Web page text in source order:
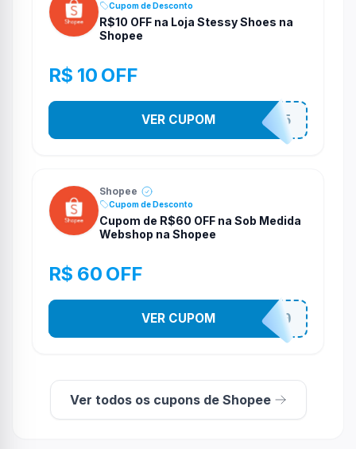
Cupom de Desconto
R$10 OFF na Loja Stessy Shoes na
Shopee
R$ 10 OFF
STES2525
VER CUPOM
Shopee
Cupom de Desconto
Cupom de R$60 OFF na Sob Medida
Webshop na Shopee
R$ 60 OFF
SOBM60400
VER CUPOM
Ver todos os cupons de Shopee